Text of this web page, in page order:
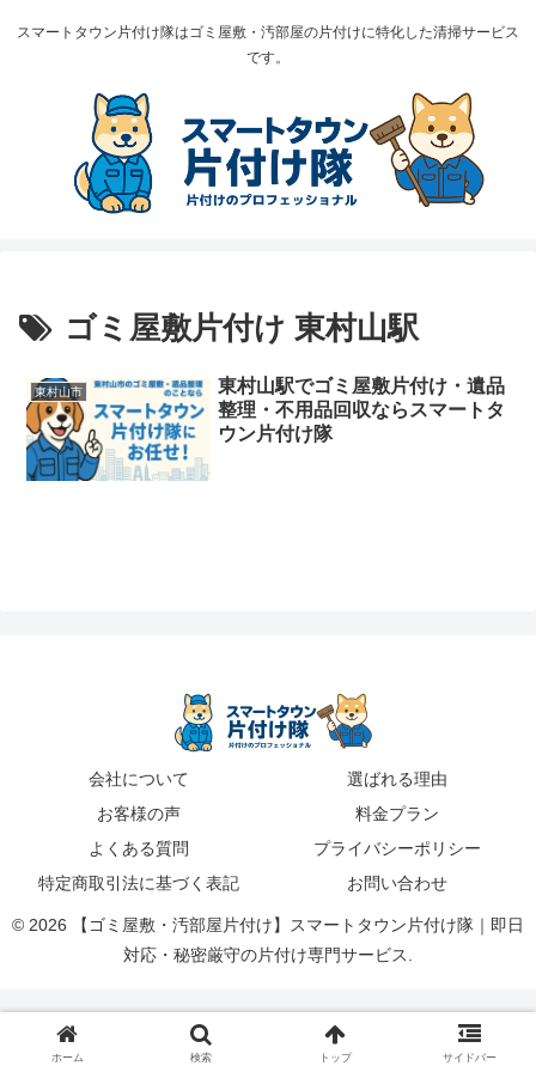
スマートタウン片付け隊はゴミ屋敷・汚部屋の片付けに特化した清掃サービス
です。
ゴミ屋敷片付け 東村山駅
東村山市
東村山駅でゴミ屋敷片付け・遺品
整理・不用品回収ならスマートタ
ウン片付け隊
会社について
選ばれる理由
お客様の声
料金プラン
よくある質問
プライバシーポリシー
特定商取引法に基づく表記
お問い合わせ
© 2026 【ゴミ屋敷・汚部屋片付け】スマートタウン片付け隊｜即日
対応・秘密厳守の片付け専門サービス.
ホーム 検索 トップ サイドバー